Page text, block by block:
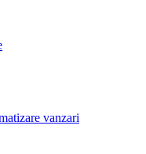
vanzari